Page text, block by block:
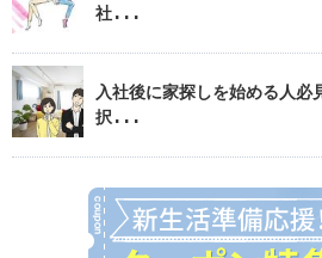
社...
入社後に家探しを始める人
択...